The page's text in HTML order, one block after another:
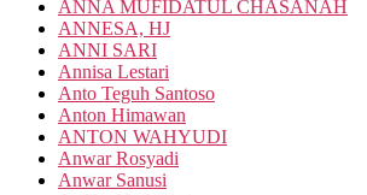
ANNA MUFIDATUL CHASANAH
ANNESA, HJ
ANNI SARI
Annisa Lestari
Anto Teguh Santoso
Anton Himawan
ANTON WAHYUDI
Anwar Rosyadi
Anwar Sanusi